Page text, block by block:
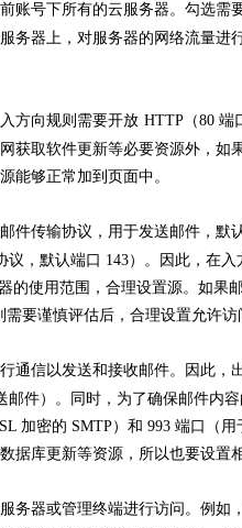
账号下所有的云服务器。勾选需
务器上，对服务器的网络流量进
方向规则需要开放 HTTP（80 端
获取软件更新等必要资源外，如
能够正常加到页面中。
件传输协议，用于发送邮件，默
，默认端口 143）。因此，在
的使用范围，合理设置源。如果
要谨慎评估后，合理设置允许
通信以发送和接收邮件。因此，
件）。同时，为了确保邮件内
加密的 SMTP）和 993 端口（
据库更新等资源，所以也要设置
务器或管理终端进行访问。例如